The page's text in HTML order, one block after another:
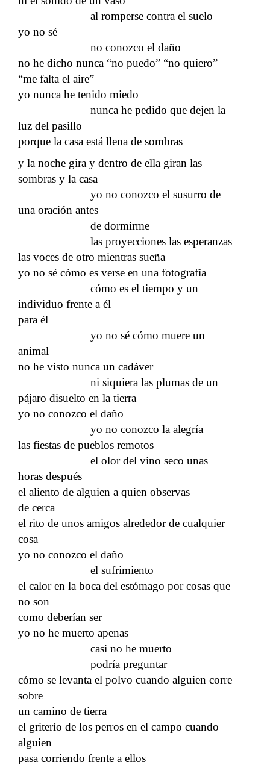
al romperse contra el suelo
yo no sé
no conozco el daño
no he dicho nunca “no puedo” “no quiero”
“me falta el aire”
yo nunca he tenido miedo
nunca he pedido que dejen la
luz del pasillo
porque la casa está llena de sombras
y la noche gira y dentro de ella giran las
sombras y la casa
yo no conozco el susurro de
una oración antes
de dormirme
las proyecciones las esperanzas
las voces de otro mientras sueña
yo no sé cómo es verse en una fotografía
cómo es el tiempo y un
individuo frente a él
para él
yo no sé cómo muere un
animal
no he visto nunca un cadáver
ni siquiera las plumas de un
pájaro disuelto en la tierra
yo no conozco el daño
yo no conozco la alegría
las fiestas de pueblos remotos
el olor del vino seco unas
horas después
el aliento de alguien a quien observas
de cerca
el rito de unos amigos alrededor de cualquier
cosa
yo no conozco el daño
el sufrimiento
el calor en la boca del estómago por cosas que
no son
como deberían ser
yo no he muerto apenas
casi no he muerto
podría preguntar
cómo se levanta el polvo cuando alguien corre
sobre
un camino de tierra
el griterío de los perros en el campo cuando
alguien
pasa corriendo frente a ellos